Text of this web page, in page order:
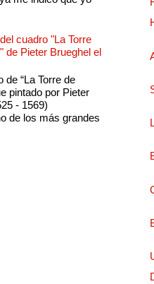
cuadro "La Torre
de Pieter Brueghel el
de “La Torre de
pintado por Pieter
- 1569)
de los más grandes